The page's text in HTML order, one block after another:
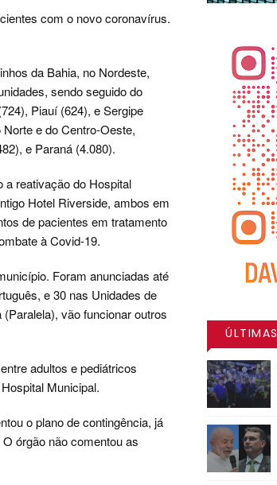
com o novo coronavírus.
da Bahia, no Nordeste,
sendo seguido do
Piauí (624), e Sergipe
e do Centro-Oeste,
e Paraná (4.080).
a reativação do Hospital
Hotel Riverside, ambos em
de pacientes em tratamento
à Covid-19.
Foram anunciadas até
e 30 nas Unidades de
vão funcionar outros
adultos e pediátricos
Municipal.
o plano de contingência, já
órgão não comentou as
ÚLTIMAS